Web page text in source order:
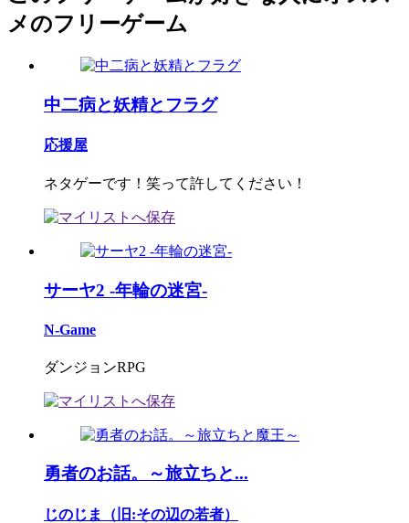
メのフリーゲーム
中二病と妖精とフラグ
応援屋
ネタゲーです！笑って許してください！
サーヤ2 -年輪の迷宮-
N-Game
ダンジョンRPG
勇者のお話。～旅立ちと...
じのじま（旧:その辺の若者）